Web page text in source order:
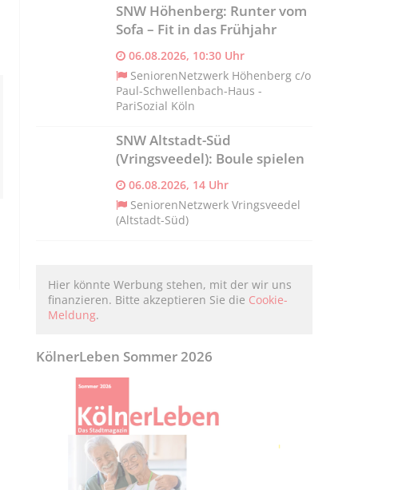
SNW Höhenberg: Runter vom
Sofa – Fit in das Frühjahr
06.08.2026, 10:30 Uhr
SeniorenNetzwerk Höhenberg c/o
Paul-Schwellenbach-Haus -
PariSozial Köln
SNW Altstadt-Süd
(Vringsveedel): Boule spielen
06.08.2026, 14 Uhr
SeniorenNetzwerk Vringsveedel
(Altstadt-Süd)
Hier könnte Werbung stehen, mit der wir uns
finanzieren. Bitte akzeptieren Sie die Cookie-
Meldung.
KölnerLeben Sommer 2026